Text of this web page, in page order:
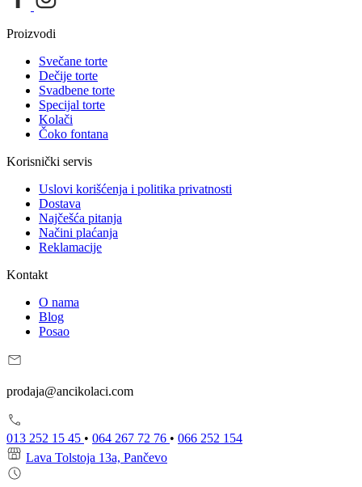
Proizvodi
Svečane torte
Dečije torte
Svadbene torte
Specijal torte
Kolači
Čoko fontana
Korisnički servis
Uslovi korišćenja i politika privatnosti
Dostava
Najčešća pitanja
Načini plaćanja
Reklamacije
Kontakt
O nama
Blog
Posao
prodaja@ancikolaci.com
013 252 15 45 • 064 267 72 76 • 066 252 154
Lava Tolstoja 13a, Pančevo